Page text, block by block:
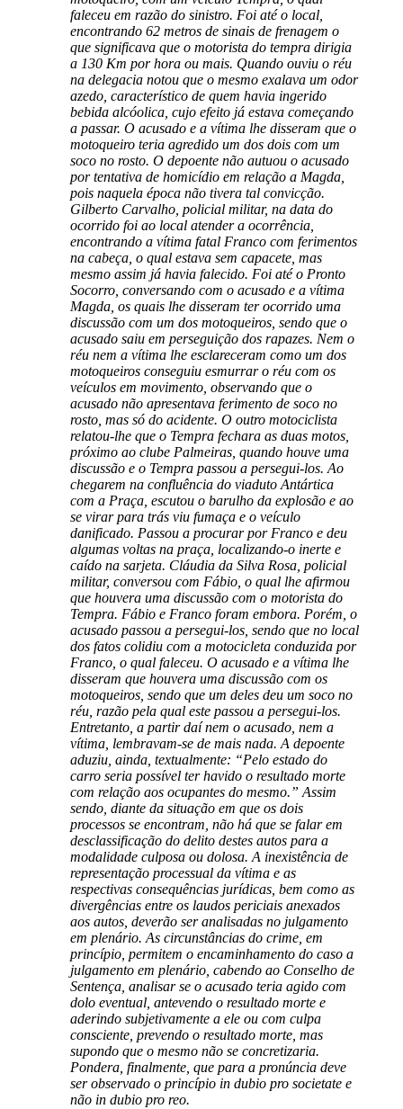
faleceu em razão do sinistro. Foi até o local,
encontrando 62 metros de sinais de frenagem o
que significava que o motorista do tempra dirigia
a 130 Km por hora ou mais. Quando ouviu o réu
na delegacia notou que o mesmo exalava um odor
azedo, característico de quem havia ingerido
bebida alcóolica, cujo efeito já estava começando
a passar. O acusado e a vítima lhe disseram que o
motoqueiro teria agredido um dos dois com um
soco no rosto. O depoente não autuou o acusado
por tentativa de homicídio em relação a Magda,
pois naquela época não tivera tal convicção.
Gilberto Carvalho, policial militar, na data do
ocorrido foi ao local atender a ocorrência,
encontrando a vítima fatal Franco com ferimentos
na cabeça, o qual estava sem capacete, mas
mesmo assim já havia falecido. Foi até o Pronto
Socorro, conversando com o acusado e a vítima
Magda, os quais lhe disseram ter ocorrido uma
discussão com um dos motoqueiros, sendo que o
acusado saiu em perseguição dos rapazes. Nem o
réu nem a vítima lhe esclareceram como um dos
motoqueiros conseguiu esmurrar o réu com os
veículos em movimento, observando que o
acusado não apresentava ferimento de soco no
rosto, mas só do acidente. O outro motociclista
relatou-lhe que o Tempra fechara as duas motos,
próximo ao clube Palmeiras, quando houve uma
discussão e o Tempra passou a persegui-los. Ao
chegarem na confluência do viaduto Antártica
com a Praça, escutou o barulho da explosão e ao
se virar para trás viu fumaça e o veículo
danificado. Passou a procurar por Franco e deu
algumas voltas na praça, localizando-o inerte e
caído na sarjeta. Cláudia da Silva Rosa, policial
militar, conversou com Fábio, o qual lhe afirmou
que houvera uma discussão com o motorista do
Tempra. Fábio e Franco foram embora. Porém, o
acusado passou a persegui-los, sendo que no local
dos fatos colidiu com a motocicleta conduzida por
Franco, o qual faleceu. O acusado e a vítima lhe
disseram que houvera uma discussão com os
motoqueiros, sendo que um deles deu um soco no
réu, razão pela qual este passou a persegui-los.
Entretanto, a partir daí nem o acusado, nem a
vítima, lembravam-se de mais nada. A depoente
aduziu, ainda, textualmente: “Pelo estado do
carro seria possível ter havido o resultado morte
com relação aos ocupantes do mesmo.” Assim
sendo, diante da situação em que os dois
processos se encontram, não há que se falar em
desclassificação do delito destes autos para a
modalidade culposa ou dolosa. A inexistência de
representação processual da vítima e as
respectivas consequências jurídicas, bem como as
divergências entre os laudos periciais anexados
aos autos, deverão ser analisadas no julgamento
em plenário. As circunstâncias do crime, em
princípio, permitem o encaminhamento do caso a
julgamento em plenário, cabendo ao Conselho de
Sentença, analisar se o acusado teria agido com
dolo eventual, antevendo o resultado morte e
aderindo subjetivamente a ele ou com culpa
consciente, prevendo o resultado morte, mas
supondo que o mesmo não se concretizaria.
Pondera, finalmente, que para a pronúncia deve
ser observado o princípio in dubio pro societate e
não in dubio pro reo.